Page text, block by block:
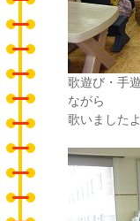
歌遊び・手
ながら
歌いましたよ